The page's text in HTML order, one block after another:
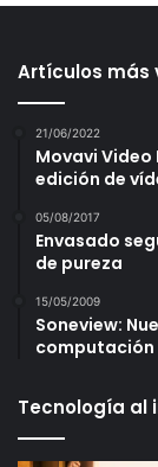
Artículos más
21/06/2022
Movavi
edición de
05/08/2017
Envasado
de pureza
15/05/2009
Soneview:
computación
Tecnología al